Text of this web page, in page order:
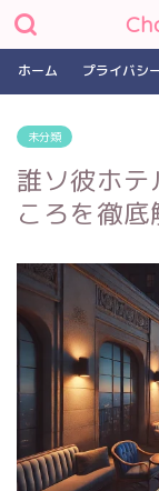
ホーム プライバシ
未分類
誰ソ彼ホ
ころを徹底